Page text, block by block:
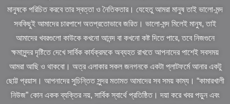
মানুষকে পরিচিত করবে তার স্বত্তা ও নৈতিকতার। যেহেতু আমরা মানুষ তাই ভালো-মন্দ
সবকিছুই আমাদের চারপাশে অতপ্রতোভাবে জরিত। ভালো-মন্দ মিলেই মানুষ, তাই
আমাদের খবরগুলো কাউকে কখনো আনন্দ বা কখনো কষ্ট দিতে পারে, তবে নিজগুনে
ক্ষমাসুন্দর দৃষ্টিতে দেখে সার্বিক কার্যক্রমকে অব্যহত রাখতে আপনাদের পাশেই সবসময়
আমরা আছি ও থাকবো। অত্র এলাকার সকল জনগনকে একটা প্লাটফর্মে আনার একটু
ছোট্ট প্রয়াস। আপনাদের সুচিন্তিত সুন্দর মতামত আমাদের সব সময় কাম্য। “কামারখালী
নিউজ” কোন একক ব্যক্তির নয়, সার্বিক স্বার্থে প্রতিষ্ঠিত। দয়া করে খবর পড়ুন এবং